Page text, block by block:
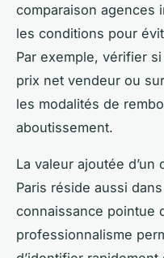
comparaison agences
les conditions pour
Par exemple, vérifier
prix net vendeur ou
les modalités de
aboutissement.
La valeur ajoutée d’un
Paris réside aussi
connaissance pointue
professionnalisme